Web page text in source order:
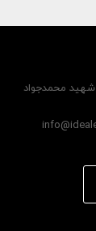
شهيد محمدجواد